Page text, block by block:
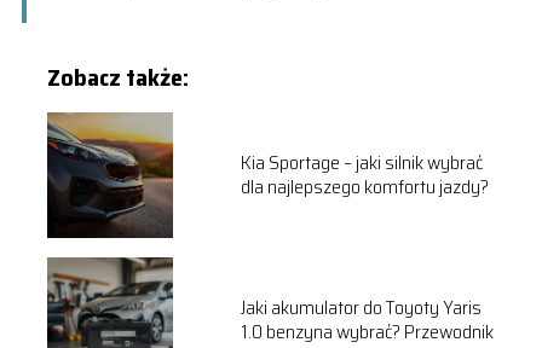
Zobacz także:
Kia Sportage – jaki silnik wybrać
dla najlepszego komfortu jazdy?
Jaki akumulator do Toyoty Yaris
1.0 benzyna wybrać? Przewodnik